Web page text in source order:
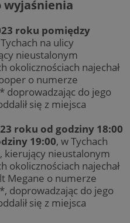
wyjaśnienia
roku pomiędzy
na ulicy
nieustalonym
okolicznościach najechał
o numerze
doprowadzając do jego
się z miejsca
roku od godziny 18:00
19:00, w Tychach
kierujący nieustalonym
okolicznościach najechał
Megane o numerze
doprowadzając do jego
się z miejsca